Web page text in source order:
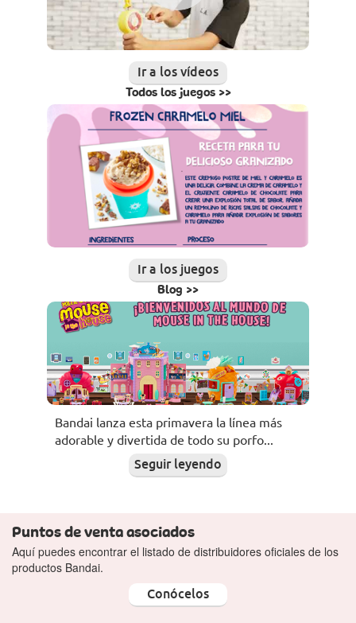
Ir a los vídeos
Todos los juegos >>
Ir a los juegos
Blog >>
Bandai lanza esta primavera la línea más
adorable y divertida de todo su porfo...
Seguir leyendo
Puntos de venta asociados
Aquí puedes encontrar el listado de distribuidores oficiales de los
productos Bandai.
Conócelos